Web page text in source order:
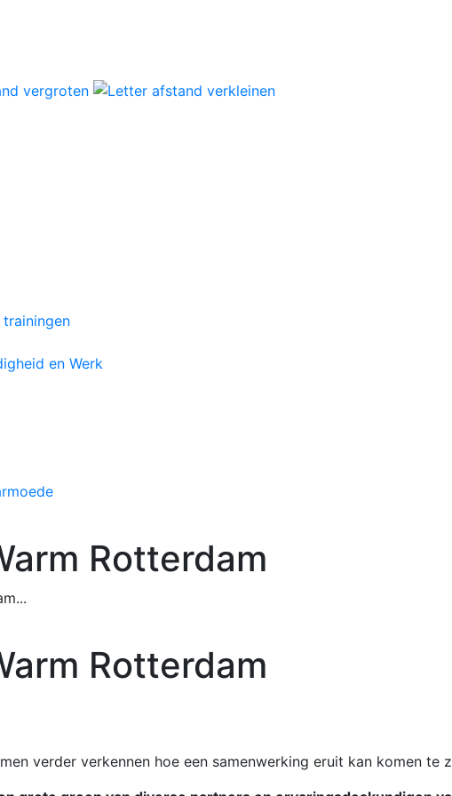
en Werk
Rotterdam
Rotterdam
verder verkennen hoe een samenwerking eruit kan komen te